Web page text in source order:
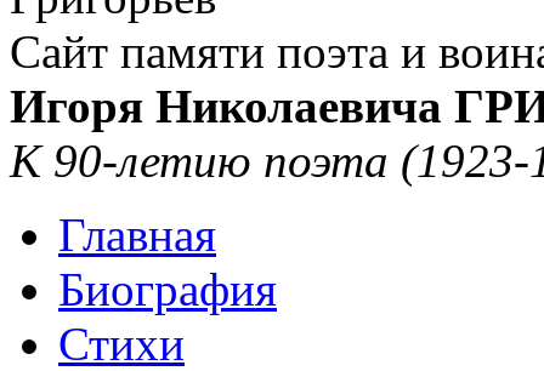
Сайт памяти поэта и
Игоря Николаевича
К 90-летию поэта (1923-
Главная
Биография
Стихи